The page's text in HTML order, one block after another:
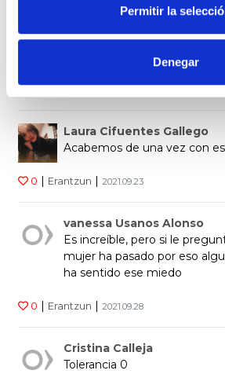
Permitir la
Denegar
Saioa hasibehar duzu baloratzeko
6personas han valorado
Laura Cifuentes Gallego
Acabemos de una vez con
0 | Erantzun | 2021.09.23
vanessa Usanos Alonso
Es increíble, pero si le
mujer ha pasado por eso
ha sentido ese miedo
0 | Erantzun | 2021.09.28
Cristina Calleja
Tolerancia 0